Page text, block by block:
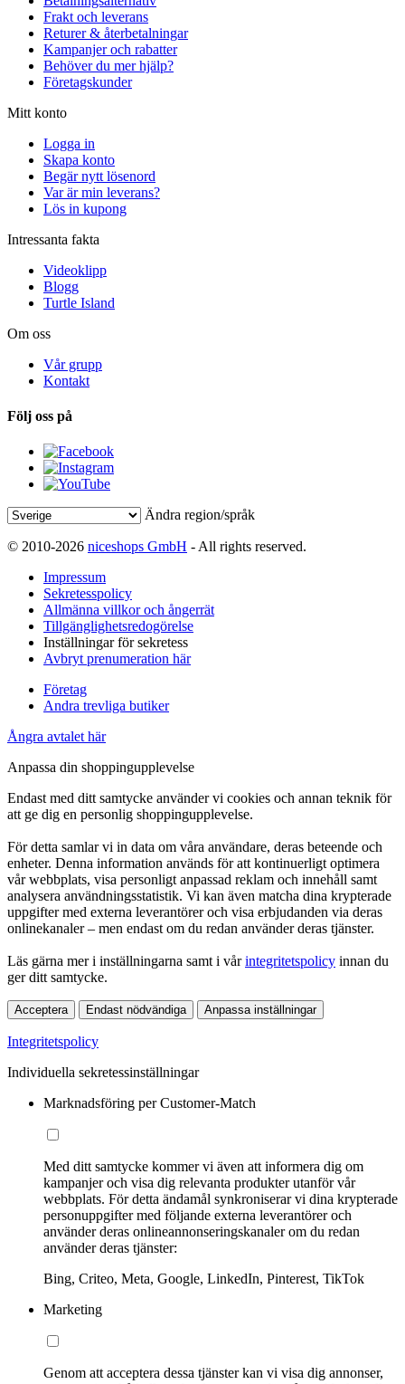
Frakt och leverans
Returer & återbetalningar
Kampanjer och rabatter
Behöver du mer hjälp?
Företagskunder
Mitt konto
Logga in
Skapa konto
Begär nytt lösenord
Var är min leverans?
Lös in kupong
Intressanta fakta
Videoklipp
Blogg
Turtle Island
Om oss
Vår grupp
Kontakt
Följ oss på
Ändra region/språk
© 2010-2026 niceshops GmbH - All rights reserved.
Impressum
Sekretesspolicy
Allmänna villkor och ångerrät
Tillgänglighetsredogörelse
Inställningar för sekretess
Avbryt prenumeration här
Företag
Andra trevliga butiker
Ångra avtalet här
Anpassa din shoppingupplevelse
Endast med ditt samtycke använder vi cookies och annan teknik för
att ge dig en personlig shoppingupplevelse.
För detta samlar vi in data om våra användare, deras beteende och
enheter. Denna information används för att kontinuerligt optimera
vår webbplats, visa personligt anpassad reklam och innehåll samt
analysera användningsstatistik. Vi kan även matcha dina krypterade
uppgifter med externa leverantörer och visa erbjudanden via deras
onlinekanaler – men endast om du redan använder deras tjänster.
Läs gärna mer i inställningarna samt i vårintegritetspolicy innan du
ger ditt samtycke.
Acceptera Endast nödvändiga Anpassa inställningar
Integritetspolicy
Individuella sekretessinställningar
Marknadsföring per Customer-Match
Med ditt samtycke kommer vi även att informera dig om
kampanjer och visa dig relevanta produkter utanför vår
webbplats. För detta ändamål synkroniserar vi dina krypterade
personuppgifter med följande externa leverantörer och
använder deras onlineannonseringskanaler om du redan
använder deras tjänster:
Bing, Criteo, Meta, Google, LinkedIn, Pinterest, TikTok
Marketing
Genom att acceptera dessa tjänster kan vi visa dig annonser,